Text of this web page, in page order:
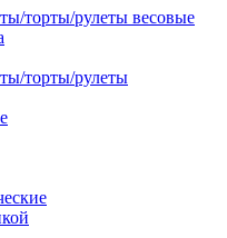
торты/рулеты весовые
торты/рулеты